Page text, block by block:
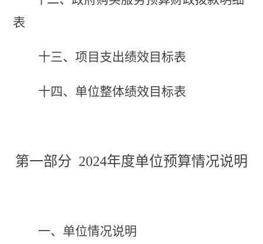
表
十三、项目支出绩效目标表
十四、单位整体绩效目标表
第一部分 2024年度单位预算情况说明
一、单位情况说明